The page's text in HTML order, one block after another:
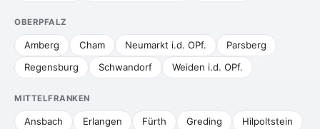
OBERPFALZ
Amberg Cham Neumarkt i.d. OPf.
Parsberg
Regensburg
Schwandorf Weiden i.d. OPf.
MITTELFRANKEN
Ansbach Erlangen Fürth Greding
Hilpoltstein